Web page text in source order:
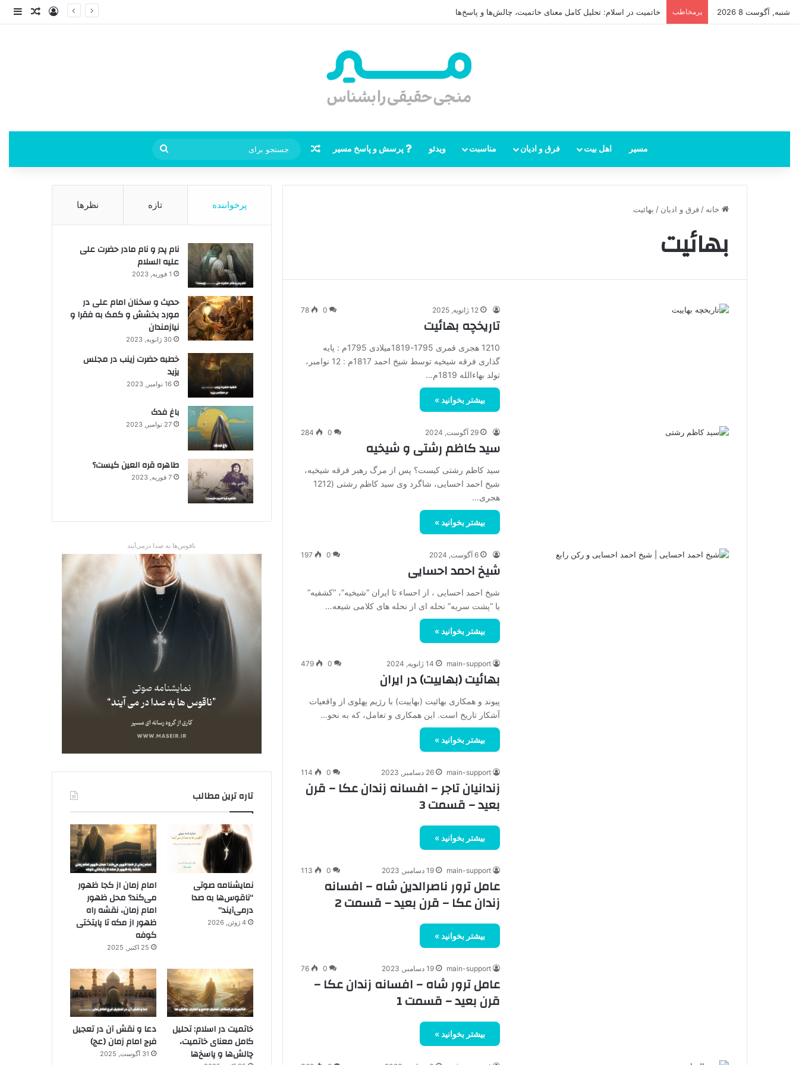
شنبه, آگوست 8 2026 پرمخاطب دعا و نقش آن در تعجیل فرج امام زمان (عج) ورود نوشته
مسیر اهل بیت فرق و ادیان مناسبت ویدئو پرسش و پاسخ مسیر نوشته تصادفی
جستجو
برای
خانه / فرق و ادیان / بهائیت
بهائیت
12 ژانویه, 2025 0
78
تاریخچه بهائیت
1210 هجری قمری 1795-1819میلادی 1795م : پایه
گذاری فرقه شیخیه توسط شیخ احمد 1817م : 12 نوامبر،
تولد بهاءالله 1819م…
بیشتر بخوانید »
29 آگوست, 2024 0
284
سید کاظم رشتی و شیخیه
سید کاظم رشتی کیست؟ پس از مرگ رهبر فرقه شیخیه،
شیخ احمد احسایی، شاگرد وی سید کاظم رشتی (1212
هجری…
بیشتر بخوانید »
6 آگوست, 2024 0
197
شیخ احمد احسایی
شیخ احمد احسایی ، از احساء تا ایران “شیخیه”، “کشفیه”
یا “پشت سریه” نحله ای از نحله های کلامی شیعه…
بیشتر بخوانید »
main-support 14 ژانویه, 2024 0
479
بهائیت (بهاییت) در ایران
پیوند و همکاری بهائیت (بهاییت) با رژیم پهلوی از واقعیات
آشکار تاریخ است. این همکاری و تعامل، که به نحو…
بیشتر بخوانید »
main-support 26 دسامبر, 2023 0
114
زندانیان تاجر – افسانه زندان عکا – قرن
بعید – قسمت 3
بیشتر بخوانید »
main-support 19 دسامبر, 2023 0
113
عامل ترور ناصرالدین شاه – افسانه
زندان عکا – قرن بعید – قسمت 2
بیشتر بخوانید »
main-support 19 دسامبر, 2023 0
76
عامل ترور شاه – افسانه زندان عکا –
قرن بعید – قسمت 1
بیشتر بخوانید »
پرخواننده تازه نظرها
نام پدر و نام مادر حضرت علی
علیه السلام
1 فوریه, 2023
حدیث و سخنان امام علی در
مورد بخشش و کمک به فقرا و
نیازمندان
30 ژانویه, 2023
خطبه حضرت زینب در مجلس
یزید
16 نوامبر, 2023
باغ فدک
27 نوامبر, 2023
طاهره قره العین کیست؟
7 فوریه, 2023
ناقوس‌ها به صدا در‌می‌آیند
تاره ترین مطالب
نمایشنامه صوتی
“ناقوس‌ها به صدا
در‌می‌آیند”
4 ژوئن, 2026
امام زمان از کجا ظهور
می‌کند؟ محل ظهور
امام زمان، نقشه راه
ظهور از مکه تا پایتختی
کوفه
25 اکتبر, 2025
خاتمیت در اسلام: تحلیل
کامل معنای خاتمیت،
چالش‌ها و پاسخ‌ها
دعا و نقش آن در تعجیل
فرج امام زمان (عج)
31 آگوست, 2025